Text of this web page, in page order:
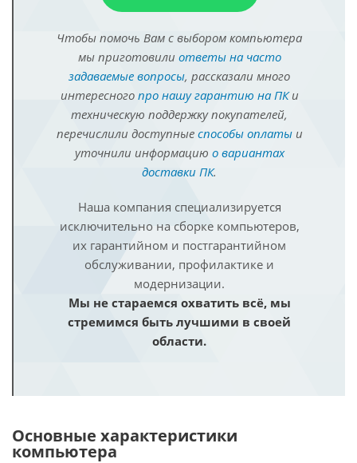
Чтобы помочь Вам с выбором компьютера
мы приготовили ответы на часто
задаваемые вопросы, рассказали много
интересного про нашу гарантию на ПКи
техническую поддержку покупателей,
перечислили доступные способы оплатыи
уточнили информацию о вариантах
доставки ПК.
Наша компания специализируется
исключительно на сборке компьютеров,
их гарантийном и постгарантийном
обслуживании, профилактике и
модернизации.
Мы не стараемся охватить всё, мы
стремимся быть лучшими в своей
области.
Основные характеристики
компьютера